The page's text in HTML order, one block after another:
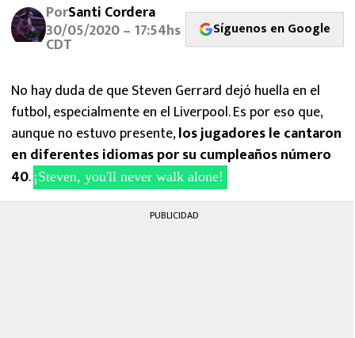
FUTBOL INTERNACIONAL
FUTBOL ESTUFA
FÓRMULA 1
BOXEO
PorSanti Cordera
30/05/2020 – 17:54hs
CDT
Síguenos en Google
No hay duda de que Steven Gerrard dejó huella en el
futbol, especialmente en el Liverpool. Es por eso que,
aunque no estuvo presente,los jugadores le cantaron
en diferentes idiomas por su cumpleaños número
40. ¡Steven, you'll never walk alone!
PUBLICIDAD